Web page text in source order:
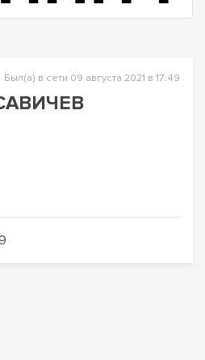
Был(а) в сети 09 августа 2021 в 17:49